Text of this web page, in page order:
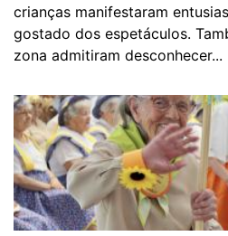
crianças manifestaram
gostado dos espetáculos.
zona admitiram desconhecer...